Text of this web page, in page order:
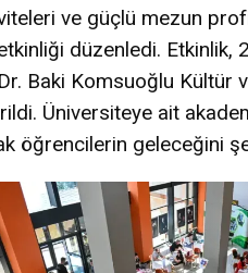
ve güçlü mezun
düzenledi. Etkinlik,
Baki Komsuoğlu Kültür
Üniversiteye ait
öğrencilerin geleceğini